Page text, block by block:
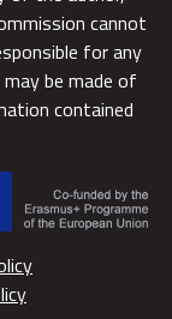
cannot
for any
be made of
contained